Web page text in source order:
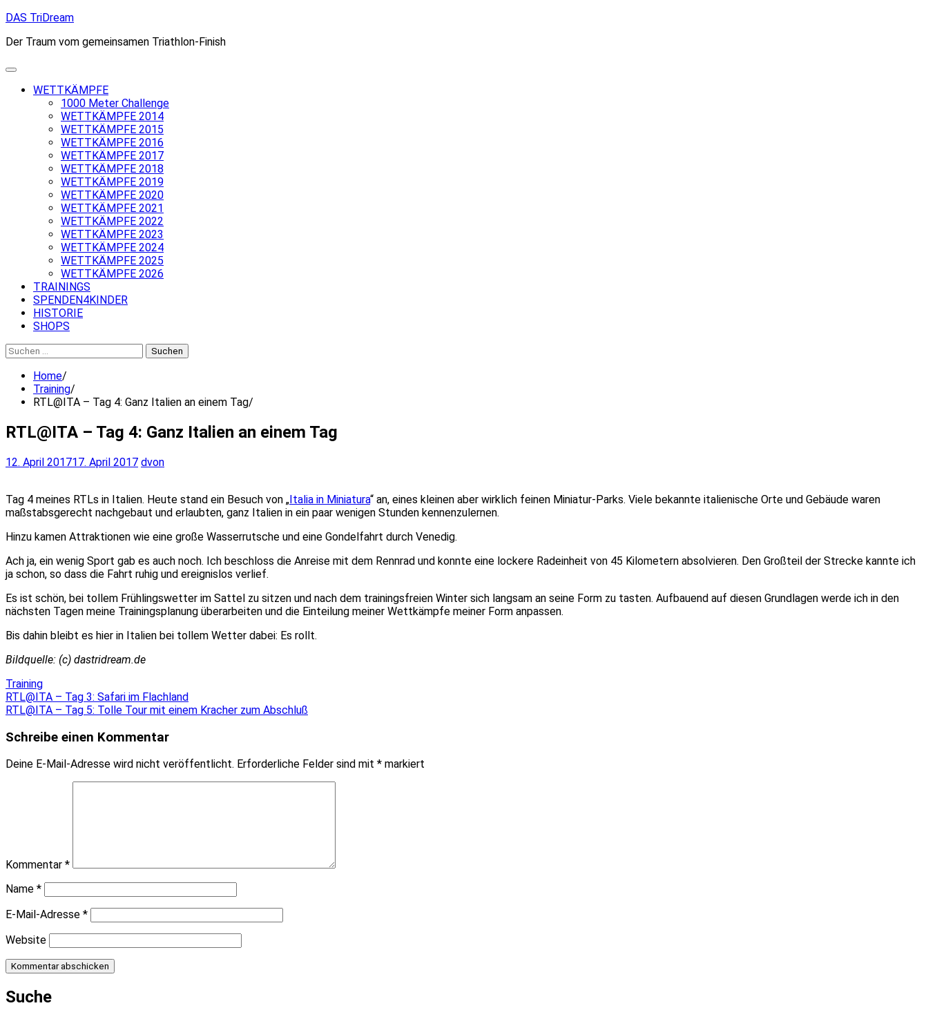
Skip
content
DAS TriDream
Der Traum vom gemeinsamen Triathlon-Finish
WETTKÄMPFE
1000 Meter Challenge
WETTKÄMPFE 2014
WETTKÄMPFE 2015
WETTKÄMPFE 2016
WETTKÄMPFE 2017
WETTKÄMPFE 2018
WETTKÄMPFE 2019
WETTKÄMPFE 2020
WETTKÄMPFE 2021
WETTKÄMPFE 2022
WETTKÄMPFE 2023
WETTKÄMPFE 2024
WETTKÄMPFE 2025
WETTKÄMPFE 2026
TRAININGS
SPENDEN4KINDER
HISTORIE
SHOPS
Suchen
nach:
Home
Training
RTL@ITA – Tag 4: Ganz Italien an einem Tag
RTL@ITA – Tag 4: Ganz Italien an einem Tag
12. April 201717. April 2017 dvon
Tag 4 meines RTLs in Italien. Heute stand ein Besuch von „Italia in Miniatura“ an, eines kleinen aber wirklich feinen Miniatur-Parks. Viele bekannte italienische Orte und Gebäude waren
maßstabsgerecht nachgebaut und erlaubten, ganz Italien in ein paar wenigen Stunden kennenzulernen.
Hinzu kamen Attraktionen wie eine große Wasserrutsche und eine Gondelfahrt durch Venedig.
Ach ja, ein wenig Sport gab es auch noch. Ich beschloss die Anreise mit dem Rennrad und konnte eine lockere Radeinheit von 45 Kilometern absolvieren. Den Großteil der Strecke kannte ich
ja schon, so dass die Fahrt ruhig und ereignislos verlief.
Es ist schön, bei tollem Frühlingswetter im Sattel zu sitzen und nach dem trainingsfreien Winter sich langsam an seine Form zu tasten. Aufbauend auf diesen Grundlagen werde ich in den
nächsten Tagen meine Trainingsplanung überarbeiten und die Einteilung meiner Wettkämpfe meiner Form anpassen.
Bis dahin bleibt es hier in Italien bei tollem Wetter dabei: Es rollt.
Bildquelle: (c) dastridream.de
Training
Beitragsnavigation
RTL@ITA – Tag 3: Safari im Flachland
RTL@ITA – Tag 5: Tolle Tour mit einem Kracher zum Abschluß
Schreibe einen Kommentar
Deine E-Mail-Adresse wird nicht veröffentlicht. Erforderliche Felder sind mit * markiert
Kommentar *
Name *
E-Mail-Adresse *
Website
Suche